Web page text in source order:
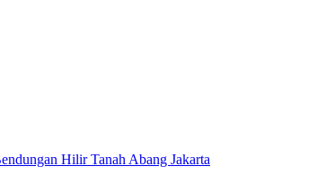
Hilir Tanah Abang Jakarta